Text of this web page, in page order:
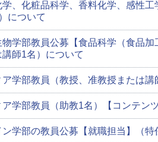
学、化粧品科学、香料化学、感性
について
物学部教員公募【食品科学（食品
講師1名）について
ア学部教員（教授、准教授または
ア学部教員（助教1名）【コンテン
ン学部の教員公募【就職担当】（特